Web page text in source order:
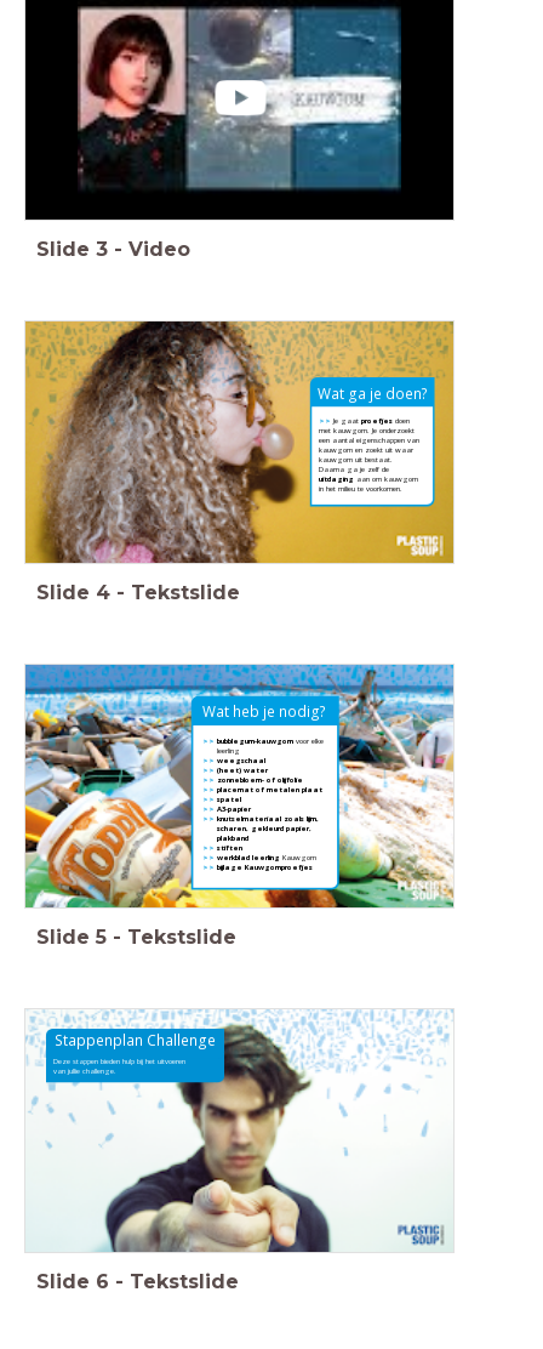
Slide 3 - Video
Wat ga je doen?
>> Je gaatproefjes doen
met kauwgom. Je onderzoekt
een aantal eigenschappen van
kauwgom en zoekt uit waar
kauwgom uit bestaat.
Daarna ga je zelf de
uitdaging aan om kauwgom
in het milieu te voorkomen.
Slide 4 - Tekstslide
>>bubblegum-kauwgom voor elke
>>leerling
>> weegschaal
>>(heet) water
>> zonnebloem- of olijfolie
>>placemat of metalen plaat
>>spatel
>>A3-papier
>>knutselmateriaal zoals lijm,
>>scharen, gekleurd papier,
plakband
>>stiften
>>werkblad leerlingKauwgom
>>bijlage Kauwgomproefjes
Wat heb je nodig?
Slide 5 - Tekstslide
Deze stappen bieden hulp bij het uitvoeren
van jullie challenge.
Stappenplan Challenge
Slide 6 - Tekstslide